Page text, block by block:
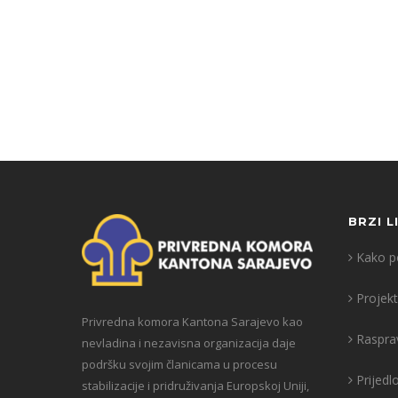
Privredna komora Kantona Sarajevo kao
nevladina i nezavisna organizacija daje
podršku svojim članicama u procesu
stabilizacije i pridruživanja Europskoj Uniji,
BRZI
Kako